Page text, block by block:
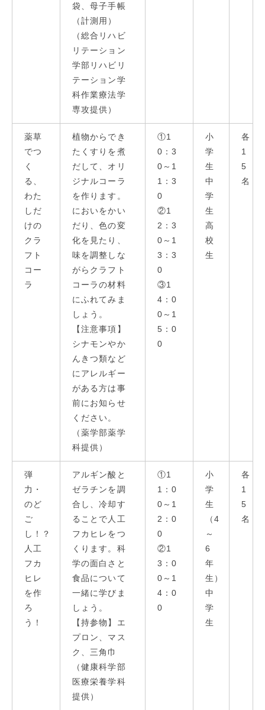
袋、母子手帳
（計測用）
（総合リハビ
リテーション
学部リハビリ
テーション学
科作業療法学
専攻提供）
薬草
でつ
く
る、
わた
しだ
けの
クラ
フト
コー
ラ
植物からでき
たくすりを煮
だして、オリ
ジナルコーラ
を作ります。
においをかい
だり、色の変
化を見たり、
味を調整しな
がらクラフト
コーラの材料
にふれてみま
しょう。
【注意事項】
シナモンやか
んきつ類など
にアレルギー
がある方は事
前にお知らせ
ください。
（薬学部薬学
科提供）
①1
0：3
0～1
1：3
0
②1
2：3
0～1
3：3
0
③1
4：0
0～1
5：0
0
小
学
生
中
学
生
高
校
生
各
1
5
名
弾
力・
のど
ご
し！？
人工
フカ
ヒレ
を作
ろ
う！
アルギン酸と
ゼラチンを調
合し、冷却す
ることで人工
フカヒレをつ
くります。科
学の面白さと
食品について
一緒に学びま
しょう。
【持参物】エ
プロン、マス
ク、三角巾
（健康科学部
医療栄養学科
提供）
①1
1：0
0～1
2：0
0
②1
3：0
0～1
4：0
0
小
学
生
（4
～
6
年
生）
中
学
生
各
1
5
名